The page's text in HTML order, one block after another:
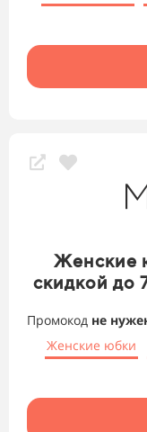
Женские
скидкой до
Промокод не
Женские юбки